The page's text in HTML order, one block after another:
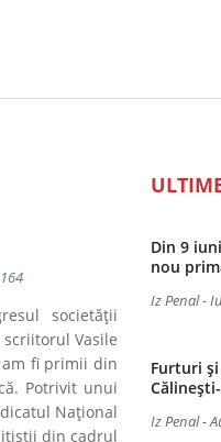
societății
Vasile
am fi primii din
Potrivit unui
Național
din cadrul
Din 9
nou
Iz Penal-
Furturi
Iz Penal-